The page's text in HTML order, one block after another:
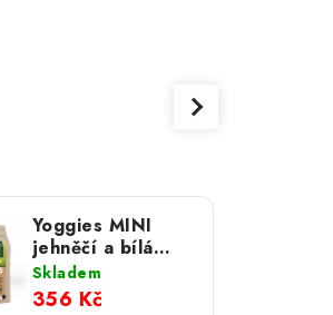
Yoggies MINI
jehněčí a bílá
ryba; 2 kg
Skladem
356 Kč